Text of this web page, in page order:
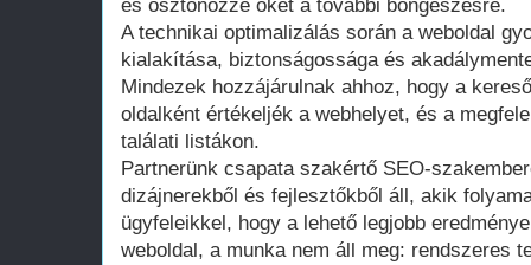
és ösztönözze őket a további böngészésre.
A technikai optimalizálás során a weboldal
kialakítása, biztonságossága és
Mindezek hozzájárulnak ahhoz, hogy a
oldalként értékeljék a webhelyet, és a
találati listákon.
Partnerünk csapata szakértő SEO-
dizájnerekből és fejlesztőkből áll, akik
ügyfeleikkel, hogy a lehető legjobb
weboldal, a munka nem áll meg: rendszeres